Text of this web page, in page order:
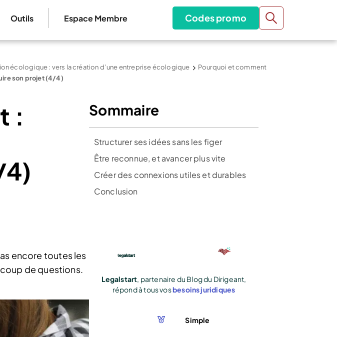
Outils Espace Membre Codes promo
écologique : vers la création d’une entreprise écologique
Pourquoi et comment
son projet (4/4)
:
encore toutes les
de questions.
Sommaire
Structurer ses idées sans les figer
Être reconnue, et avancer plus vite
Créer des connexions utiles et durables
Conclusion
Legalstart, partenaire du Blog du Dirigeant,
répond à tous vosbesoins juridiques
Simple